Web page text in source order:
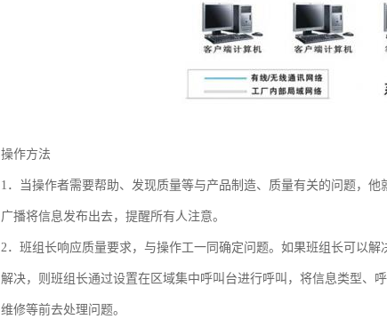
操作方法
1．当操作者需要帮助、发现质量等与产品制造、质量有关的问题，
广播将信息发布出去，提醒所有人注意。
2．班组长响应质量要求，与操作工一同确定问题。如果班组长可以
解决，则班组长通过设置在区域集中呼叫台进行呼叫，将信息类型、
维修等前去处理问题。